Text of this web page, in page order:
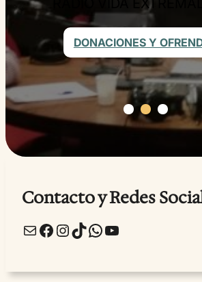
La Palabra de Dios permite
fe muerta y muestra el
existencia.
DONACIONES Y
Contacto y Redes
Correo electrónico
Facebook
Instagram
TikTok
WhatsApp
YouTube